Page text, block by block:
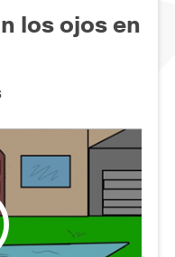
los ojos en